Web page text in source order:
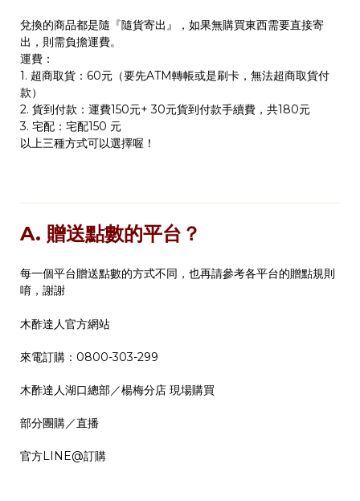
兌換的商品都是隨『隨貨寄出』，如果無購買東西需要直接寄
出，則需負擔運費。
運費：
1. 超商取貨：60元（要先ATM轉帳或是刷卡，無法超商取貨付
款）
2. 貨到付款：運費150元+ 30元貨到付款手續費，共180元
3. 宅配：宅配150 元
以上三種方式可以選擇喔！
A. 贈送點數的平台？
每一個平台贈送點數的方式不同，也再請參考各平台的贈點規則
唷，謝謝
木酢達人官方網站
來電訂購：0800-303-299
木酢達人湖口總部／楊梅分店 現場購買
部分團購／直播
官方LINE@訂購